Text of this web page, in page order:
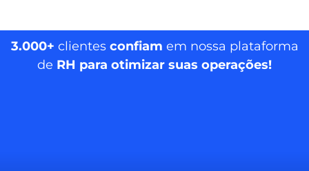
3.000+ clientes confiam em nossa plataforma
de RH para otimizar suas operações!